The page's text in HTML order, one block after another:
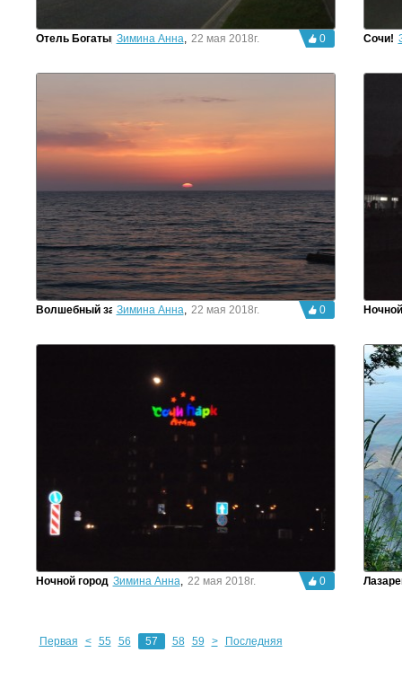
Отель БогатырьЗимина Анна, 22 мая 2018г. 0 Сочи!
Волшебный закат у моря
Зимина Анна, 22 мая 2018г. 0
Ночной город Зимина Анна, 22 мая 2018г. 0
Первая < 55 56 57 58 59 > Последняя